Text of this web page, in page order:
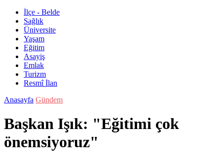
İlçe - Belde
Sağlık
Üniversite
Yaşam
Eğitim
Asayiş
Emlak
Turizm
Resmî İlan
Anasayfa Gündem
Başkan Işık: "Eğitimi çok
önemsiyoruz"